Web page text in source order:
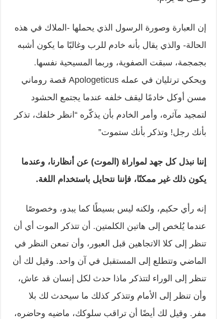
إن العبارة وصورة الرسول الذي يحملها -الملاك في هذه
الحالة- والذي يقال بأنه خادم للرب وغالبًا ما يكون أشبه
بجمجمة، سبقت الصفوية، وربما المسيحية نفسها.
ويحكي ترتليان في عمله Apologeticus قصة روماني
مسن أوكل خادمًا ليقف خلفه عندما يجتمع الحشود
لتمجيد مآثره، وأمر الخادم بأن يذكّره “انظر خلفك، تذكر
بأنك رجل! وتذكر بأنك ستموت”
إننا نبذل كل جهد لمواراة (الموت) عن أنظارنا، وعندما
يكون ذلك غير ممكنًا، فإننا نتحايل باستخدام اللغة.
إنه رأي حكيم، ولكنه ليس بسيطًا كما يبدو، وخصوصًا
عندما يُلخص إلى هاتين الكلمتين. أن تتذكر الموت أي أن
تنظر إلى كلا الاتجاهين قبل العبور، وأن تمعن النظر في
الماضي وتتطلع إلى المستقبل في آن واحد. وقيل لك أن
تنظر إلى الوراء لتتذكر ماذا حدث لكل إنسان قد عاش،
وأن تنظر إلى الأمام وتتذكر كذلك ما سيحدث لك بلا
مفر. وقيل لك أيضًا أن تراقب سلوكك، ماضيه وحاضره،